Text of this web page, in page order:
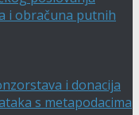
i obračuna putnih
i donacija
s metapodacima